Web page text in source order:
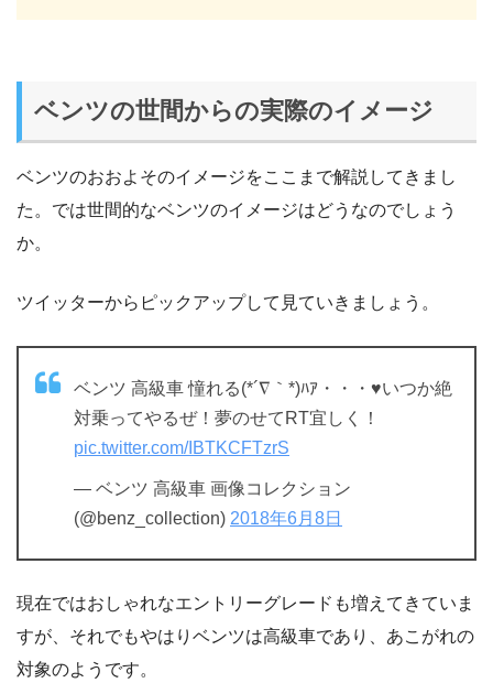
ベンツの世間からの実際のイメージ
ベンツのおおよそのイメージをここまで解説してきまし
た。では世間的なベンツのイメージはどうなのでしょう
か。
ツイッターからピックアップして見ていきましょう。
ベンツ 高級車 憧れる(*´∇｀*)ﾊｱ・・・♥いつか絶
対乗ってやるぜ！夢のせてRT宜しく！
pic.twitter.com/IBTKCFTzrS
— ベンツ 高級車 画像コレクション
(@benz_collection) 2018年6月8日
現在ではおしゃれなエントリーグレードも増えてきていま
すが、それでもやはりベンツは高級車であり、あこがれの
対象のようです。